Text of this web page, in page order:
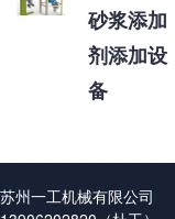
砂浆添加
剂添加设
备
苏州一工机械有限公司